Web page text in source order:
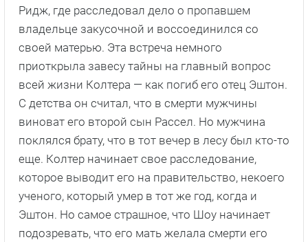
Ридж, где расследовал дело о пропавшем
владельце закусочной и воссоединился со
своей матерью. Эта встреча немного
приоткрыла завесу тайны на главный вопрос
всей жизни Колтера — как погиб его отец Эштон.
С детства он считал, что в смерти мужчины
виноват его второй сын Рассел. Но мужчина
поклялся брату, что в тот вечер в лесу был кто-то
еще. Колтер начинает свое расследование,
которое выводит его на правительство, некоего
ученого, который умер в тот же год, когда и
Эштон. Но самое страшное, что Шоу начинает
подозревать, что его мать желала смерти его